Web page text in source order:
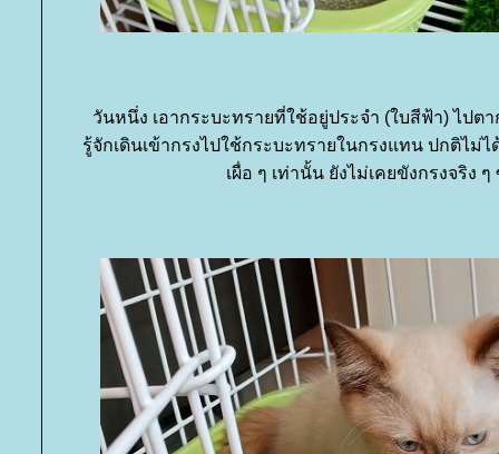
วันหนึ่ง เอากระบะทรายที่ใช้อยู่ประจำ (ใบสีฟ้า) ไปต
รู้จักเดินเข้ากรงไปใช้กระบะทรายในกรงแทน ปกติไม่ไ
เผื่อ ๆ เท่านั้น ยังไม่เคยขังกรงจริง